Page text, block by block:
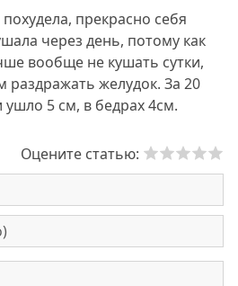
прекрасно себя
через день, потому как
вообще не кушать сутки,
раздражать желудок. За 20
ушло 5 см, в бедрах 4см.
Оцените статью: